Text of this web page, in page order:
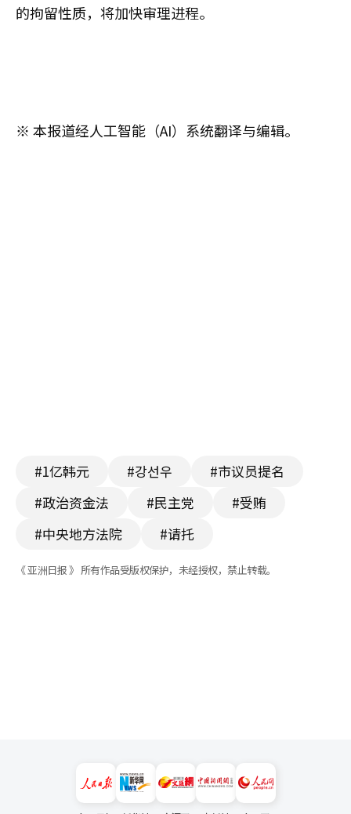
的拘留性质，将加快审理进程。
※ 本报道经人工智能（AI）系统翻译与编辑。
#1亿韩元 #강선우
#市议员提名
#政治资金法
#民主党
#受贿
#中央地方法院
#请托
《 亚洲日报 》 所有作品受版权保护，未经授权，禁止转载。